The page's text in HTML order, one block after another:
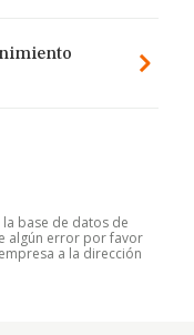
base de datos de
algún error por favor
a la dirección